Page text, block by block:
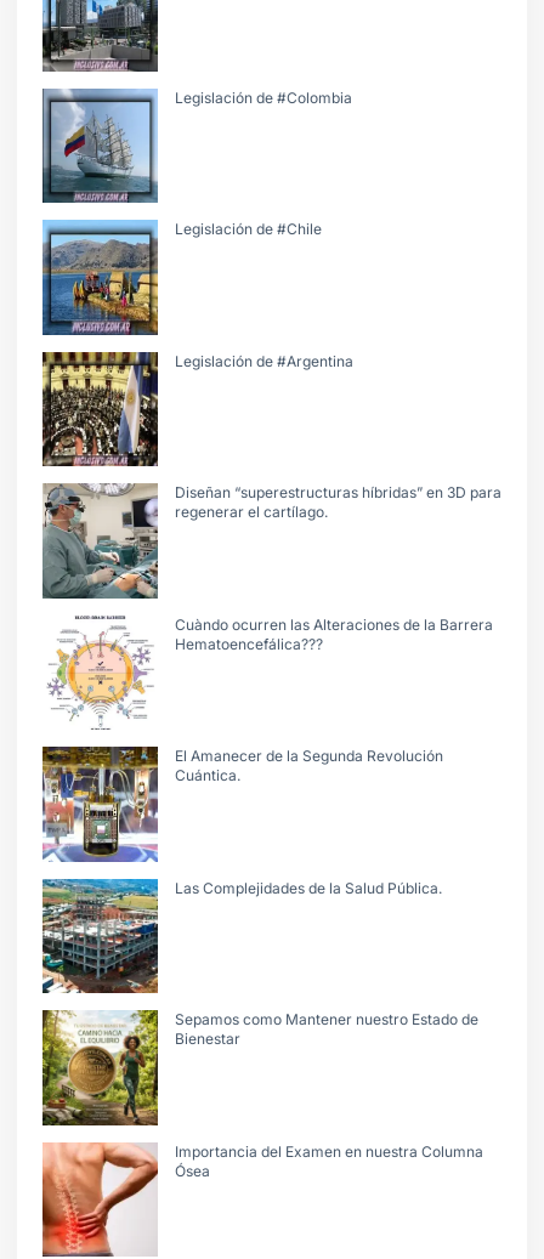
Legislación de #Colombia
Legislación de #Chile
Legislación de #Argentina
Diseñan “superestructuras híbridas” en 3D para
regenerar el cartílago.
Cuàndo ocurren las Alteraciones de la Barrera
Hematoencefálica???
El Amanecer de la Segunda Revolución
Cuántica.
Las Complejidades de la Salud Pública.
Sepamos como Mantener nuestro Estado de
Bienestar
Importancia del Examen en nuestra Columna
Ósea